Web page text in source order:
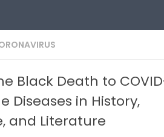
Black Death to
Diseases in History,
and Literature